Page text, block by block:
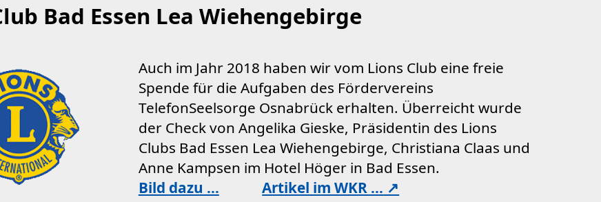
Bad Essen Lea Wiehengebirge
Auch im Jahr 2018 haben wir vom Lions Club eine freie
Spende für die Aufgaben des Fördervereins
TelefonSeelsorge Osnabrück erhalten. Überreicht wurde
der Check von Angelika Gieske, Präsidentin des Lions
Clubs Bad Essen Lea Wiehengebirge, Christiana Claas und
Anne Kampsen im Hotel Höger in Bad Essen.
Bild dazu ...
Artikel im WKR ...